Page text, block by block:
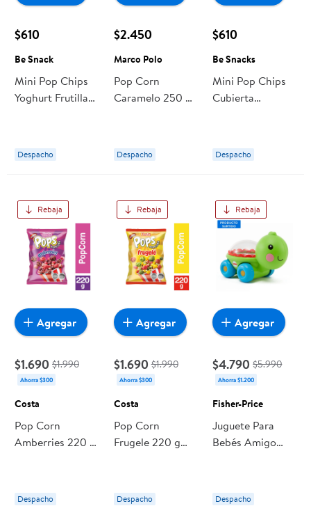
$610
Be Snack
Mini Pop Chips
Yoghurt Frutilla
Despacho
$2.450
Marco Polo
Pop Corn
Caramelo 250 g
Despacho
$610
Be Snacks
Mini Pop Chips
Cubierta
Snacks
Despacho
Rebaja
$1.690 $1.990
Ahorra $300
Costa
Pop Corn
Amberries 220 g
Despacho
Agregar
Rebaja
$1.690 $1.990
Ahorra $300
Costa
Pop Corn
Frugele 220 g
Despacho
Agregar
Rebaja
$4.790 $5.990
Ahorra $1.200
Fisher-Price
Juguete Para
Bebés Amigo
1 Un Fisher-Price
Despacho
Agregar